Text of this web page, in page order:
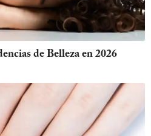
de Belleza en 2026